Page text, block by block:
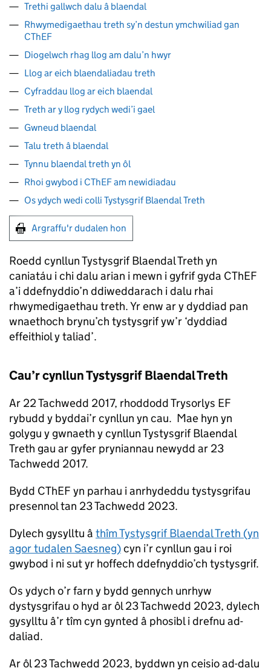
Trethi gallwch dalu â blaendal
Rhwymedigaethau treth sy’n destun ymchwiliad gan
CThEF
Diogelwch rhag llog am dalu’n hwyr
Llog ar eich blaendaliadau treth
Cyfraddau llog ar eich blaendal
Treth ar y llog rydych wedi’i gael
Gwneud blaendal
Talu treth â blaendal
Tynnu blaendal treth yn ôl
Rhoi gwybod i CThEF am newidiadau
Os ydych wedi colli Tystysgrif Blaendal Treth
Argraffu'r dudalen hon
Roedd cynllun Tystysgrif Blaendal Treth yn
caniatáu i chi dalu arian i mewn i gyfrif gyda CThEF
a’i ddefnyddio’n ddiweddarach i dalu rhai
rhwymedigaethau treth. Yr enw ar y dyddiad pan
wnaethoch brynu’ch tystysgrif yw’r ‘dyddiad
effeithiol y taliad’.
Cau’r cynllun Tystysgrif Blaendal Treth
Ar 22 Tachwedd 2017, rhoddodd Trysorlys EF
rybudd y byddai’r cynllun yn cau. Mae hyn yn
golygu y gwnaeth y cynllun Tystysgrif Blaendal
Treth gau ar gyfer pryniannau newydd ar 23
Tachwedd 2017.
Bydd CThEF yn parhau i anrhydeddu tystysgrifau
presennol tan 23 Tachwedd 2023.
Dylech gysylltu â thîm Tystysgrif Blaendal Treth (yn
agor tudalen Saesneg)cyn i’r cynllun gau i roi
gwybod i ni sut yr hoffech ddefnyddio’ch tystysgrif.
Os ydych o’r farn y bydd gennych unrhyw
dystysgrifau o hyd ar ôl 23 Tachwedd 2023, dylech
gysylltu â’r tîm cyn gynted â phosibl i drefnu ad-
daliad.
Ar ôl 23 Tachwedd 2023, byddwn yn ceisio ad-dalu